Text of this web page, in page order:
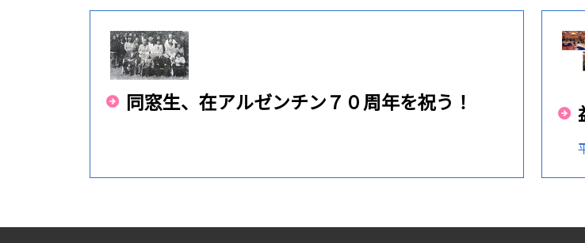
同窓生、在アルゼンチン７０周年を祝う！